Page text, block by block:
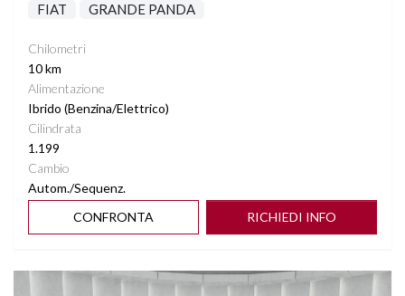
FIAT GRANDE PANDA
Chilometri
10 km
Alimentazione
Ibrido (Benzina/Elettrico)
Cilindrata
1.199
Cambio
Autom./Sequenz.
CONFRONTA
RICHIEDI INFO
Vedi dettagli